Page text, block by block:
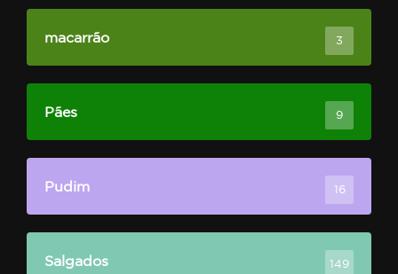
macarrão 3
Pães 9
Pudim 16
Salgados 149